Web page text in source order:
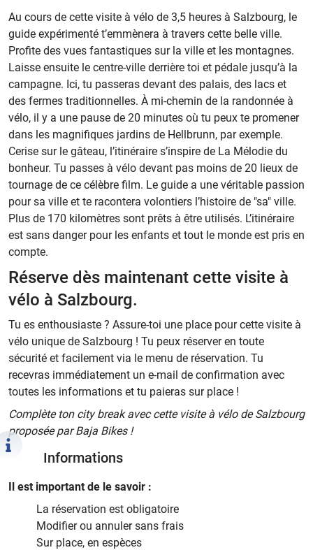
Au cours de cette visite à vélo de 3,5 heures à Salzbourg, le
guide expérimenté t’emmènera à travers cette belle ville.
Profite des vues fantastiques sur la ville et les montagnes.
Laisse ensuite le centre-ville derrière toi et pédale jusqu’à la
campagne. Ici, tu passeras devant des palais, des lacs et
des fermes traditionnelles. À mi-chemin de la randonnée à
vélo, il y a une pause de 20 minutes où tu peux te promener
dans les magnifiques jardins de Hellbrunn, par exemple.
Cerise sur le gâteau, l’itinéraire s’inspire de La Mélodie du
bonheur. Tu passes à vélo devant pas moins de 20 lieux de
tournage de ce célèbre film. Le guide a une véritable passion
pour sa ville et te racontera volontiers l’histoire de "sa" ville.
Plus de 170 kilomètres sont prêts à être utilisés. L’itinéraire
est sans danger pour les enfants et tout le monde est pris en
compte.
Réserve dès maintenant cette visite à
vélo à Salzbourg.
Tu es enthousiaste ? Assure-toi une place pour cette visite à
vélo unique de Salzbourg ! Tu peux réserver en toute
sécurité et facilement via le menu de réservation. Tu
recevras immédiatement un e-mail de confirmation avec
toutes les informations et tu paieras sur place !
Complète ton city break avec cette visite à vélo de Salzbourg
proposée par Baja Bikes !
Informations
Il est important de le savoir :
La réservation est obligatoire
Modifier ou annuler sans frais
Sur place, en espèces